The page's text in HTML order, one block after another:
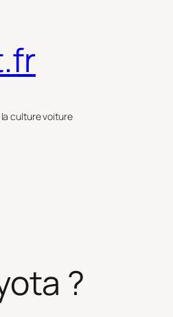
culture voiture
?